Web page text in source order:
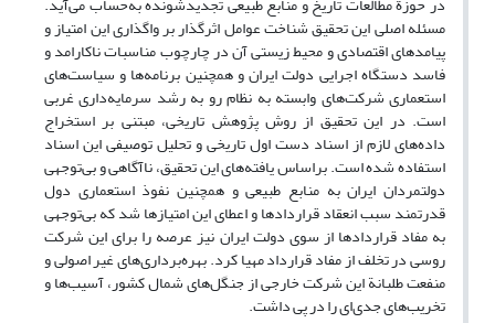
مسئله اصلی این تحقیق شناخت عوامل اثرگذار بر واگذاری این امتیاز و
پیامدهای اقتصادی و محیط زیستی آن در چارچوب مناسبات ناکارامد و
فاسد دستگاه اجرایی دولت ایران و همچنین برنامه‌ها و سیاست‌های
استعماری شرکت‌های وابسته به نظام رو به رشد سرمایه‌داری غربی
است. در این تحقیق از روش پژوهش تاریخی، مبتنی بر استخراج
داده‌های لازم از اسناد دست اول تاریخی و تحلیل توصیفی این اسناد
استفاده شده‌ است. براساس یافته‌های این تحقیق، ناآگاهی و بی‌توجهی
دولتمردان ایران به منابع طبیعی و همچنین نفوذ استعماری دول
قدرتمند سبب انعقاد قراردادها و اعطای این امتیازها شد که بی‌توجهی
به مفاد قراردادها از سوی دولت ایران نیز عرصه را برای این شرکت
روسی در تخلف از مفاد قرارداد مهیا کرد. بهره‌برداری‌های غیر اصولی و
منفعت طلبانة این شرکت خارجی از جنگل‌های شمال کشور، آسیب‌ها و
تخریب‌های جدی‌ای را در پی داشت.